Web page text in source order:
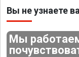
Вы не узнаете
Мы